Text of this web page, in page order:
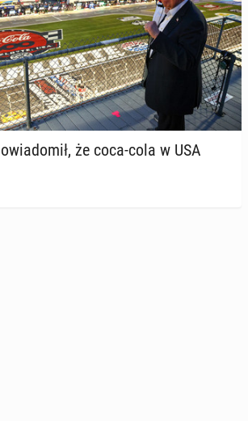
że coca-cola w USA